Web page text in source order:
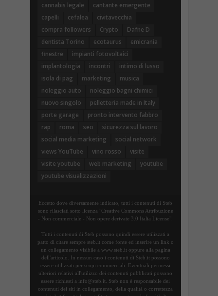
cannabis legale
cantante emergente
capelli
cefalea
civitavecchia
compra followers
Crypto
Dafne D
dentista Torino
ecotaurus
emicrania
finestre
impianti fotovoltaici
implantologia
incontri
intimo di lusso
isola di pag
marketing
musica
noleggio auto
noleggio bagni chimici
nuovo singolo
pelletteria made in Italy
porte garage
pronto intervento fabbro
rap
roma seo
sicurezza sul lavoro
social media marketing
social network
views YouTube
vino rosso
visite
visite youtube
web marketing
youtube
youtube visualizzazioni
Eccetto dove diversamente indicato, tutti i contenuti di Steb
sono rilasciati sotto licenza "Creative Commons Attribuzione
- Non commerciale - Non opere derivate 3.0 Italia License".
Tutti i contenuti di Steb possono quindi essere utilizzati a
patto di citare sempre steb.it come fonte ed inserire un link o
un collegamento visibile a www.steb.it oppure alla pagina
dell'articolo. In nessun caso i contenuti di Steb.it possono
essere utilizzati per scopi commerciali. Eventuali permessi
ulteriori relativi all'utilizzo dei contenuti pubblicati possono
essere richiesti a info@steb.it. Steb non è responsabile dei
contenuti dei siti in collegamento, della qualità o correttezza